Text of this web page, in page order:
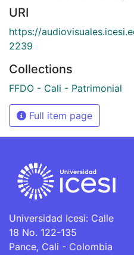
URI
https://
2239
Collections
FFDO - Cali - Patrimonial
Full item page
Universidad Icesi: Calle
18 No. 122-135
Pance, Cali - Colombia